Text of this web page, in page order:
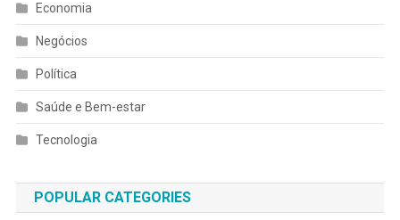
Economia
Negócios
Política
Saúde e Bem-estar
Tecnologia
POPULAR CATEGORIES